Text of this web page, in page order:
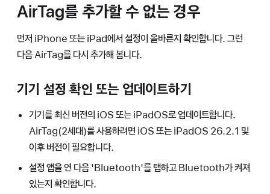
AirTag를 추가할 수 없는 경우
먼저 iPhone 또는 iPad에서 설정이 올바른지 확인합니다. 그런
다음 AirTag를 다시 추가해 봅니다.
기기 설정 확인 또는 업데이트하기
기기를 최신 버전의 iOS 또는 iPadOS로 업데이트합니다.
AirTag(2세대)를 사용하려면 iOS 또는 iPadOS 26.2.1 및
이후 버전이 필요합니다.
설정 앱을 연 다음 'Bluetooth'를 탭하고 Bluetooth가 켜져
있는지 확인합니다.